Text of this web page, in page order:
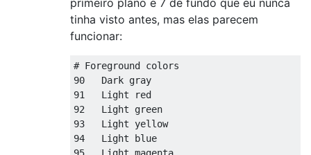
primeiro plano e 7 de fundo que eu nunca
tinha visto antes, mas elas parecem
funcionar:
# Foreground colors
90
Dark
91
Light
92
Light
93
Light
94
Light